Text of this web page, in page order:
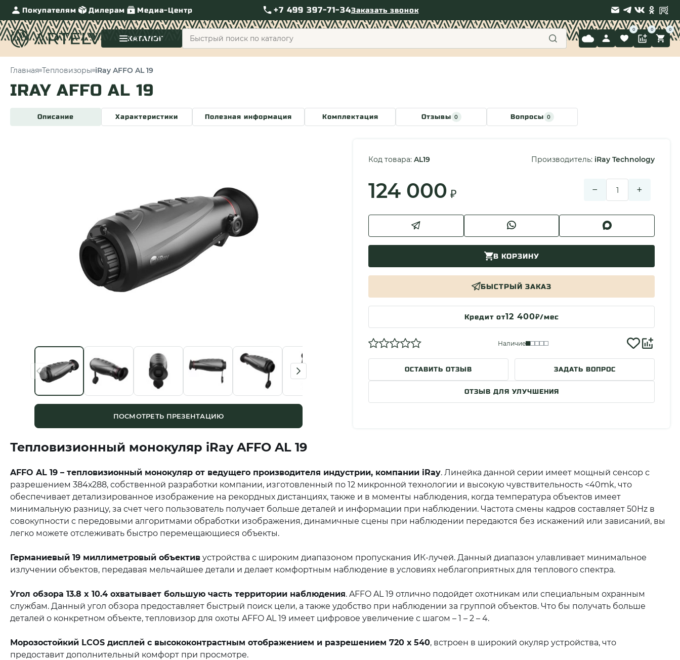
Покупателям Дилерам Медиа-Центр +7 499 397-71-34Заказать звонок
КАТАЛОГ
Главная Тепловизоры iRay AFFO AL 19
IRAY AFFO AL 19
Описание Характеристики Полезная информация Комплектация Отзывы 0 Вопросы 0
ПОСМОТРЕТЬ ПРЕЗЕНТАЦИЮ
Код товара: AL19 Производитель: iRay Technology
124 000 ₽ − +
В КОРЗИНУ
БЫСТРЫЙ ЗАКАЗ
Кредит от12 400₽/мес
Наличие
ОСТАВИТЬ ОТЗЫВ ЗАДАТЬ ВОПРОС
ОТЗЫВ ДЛЯ УЛУЧШЕНИЯ
Тепловизионный монокуляр iRay AFFO AL 19
AFFO AL 19 – тепловизионный монокуляр от ведущего производителя индустрии, компании iRay. Линейка данной серии имеет мощный сенсор с
разрешением 384х288, собственной разработки компании, изготовленный по 12 микронной технологии и высокую чувствительность <40mk, что
обеспечивает детализированное изображение на рекордных дистанциях, также и в моменты наблюдения, когда температура объектов имеет
минимальную разницу, за счет чего пользователь получает больше деталей и информации при наблюдении. Частота смены кадров составляет 50Hz в
совокупности с передовыми алгоритмами обработки изображения, динамичные сцены при наблюдении передаются без искажений или зависаний, вы
легко можете отслеживать быстро перемещающиеся объекты.
Германиевый 19 миллиметровый объектив устройства с широким диапазоном пропускания ИК-лучей. Данный диапазон улавливает минимальное
излучении объектов, передавая мельчайшее детали и делает комфортным наблюдение в условиях неблагоприятных для теплового спектра.
Угол обзора 13.8 x 10.4 охватывает большую часть территории наблюдения. AFFO AL 19 отлично подойдет охотникам или специальным охранным
службам. Данный угол обзора предоставляет быстрый поиск цели, а также удобство при наблюдении за группой объектов. Что бы получать больше
деталей о конкретном объекте, тепловизор для охоты AFFO AL 19 имеет цифровое увеличение с шагом – 1 – 2 – 4.
Морозостойкий LCOS дисплей с высококонтрастным отображением и разрешением 720 х 540, встроен в широкий окуляр устройства, что
предоставит дополнительный комфорт при просмотре.